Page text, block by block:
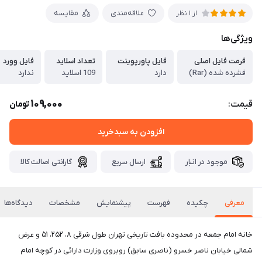
از 1 نظر علاقه‌مندی مقایسه
ویژگی‌ها
فرمت فایل اصلی
فشرده شده (Rar)
فایل پاورپوینت
دارد
تعداد اسلاید
109 اسلاید
فایل وورد
ندارد
قیمت: 109,000تومان
افزودن به سبدخرید
موجود در انبار ارسال سریع گارانتی اصالت کالا
معرفی چکیده فهرست پیشنمایش مشخصات دیدگاه‌ها
خانه امام جمعه در محدوده بافت تاریخی تهران طول شرقی ۸، ۲۵۲، ۵۱ و عرض
شمالی خیابان ناصر خسرو (ناصری سابق) روبروی وزارت دارائی در کوچه امام